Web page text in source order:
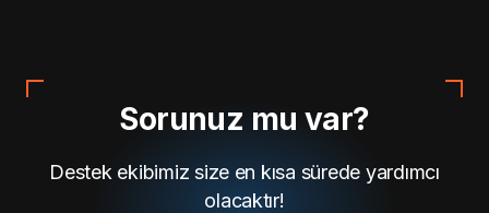
Sorunuz mu var?
Destek ekibimiz size en kısa sürede yardımcı
olacaktır!